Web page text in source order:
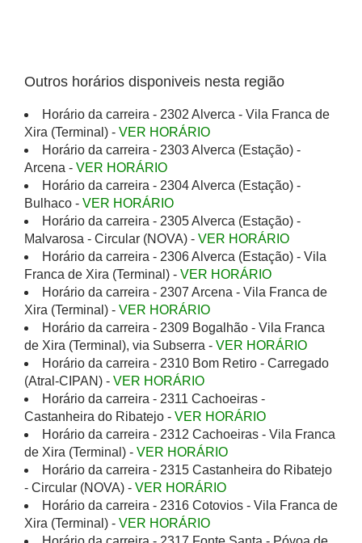
Outros horários disponiveis nesta região
Horário da carreira - 2302 Alverca - Vila Franca de
Xira (Terminal) - VER HORÁRIO
Horário da carreira - 2303 Alverca (Estação) -
Arcena - VER HORÁRIO
Horário da carreira - 2304 Alverca (Estação) -
Bulhaco - VER HORÁRIO
Horário da carreira - 2305 Alverca (Estação) -
Malvarosa - Circular (NOVA) - VER HORÁRIO
Horário da carreira - 2306 Alverca (Estação) - Vila
Franca de Xira (Terminal) - VER HORÁRIO
Horário da carreira - 2307 Arcena - Vila Franca de
Xira (Terminal) - VER HORÁRIO
Horário da carreira - 2309 Bogalhão - Vila Franca
de Xira (Terminal), via Subserra - VER HORÁRIO
Horário da carreira - 2310 Bom Retiro - Carregado
(Atral-CIPAN) - VER HORÁRIO
Horário da carreira - 2311 Cachoeiras -
Castanheira do Ribatejo - VER HORÁRIO
Horário da carreira - 2312 Cachoeiras - Vila Franca
de Xira (Terminal) - VER HORÁRIO
Horário da carreira - 2315 Castanheira do Ribatejo
- Circular (NOVA) - VER HORÁRIO
Horário da carreira - 2316 Cotovios - Vila Franca de
Xira (Terminal) - VER HORÁRIO